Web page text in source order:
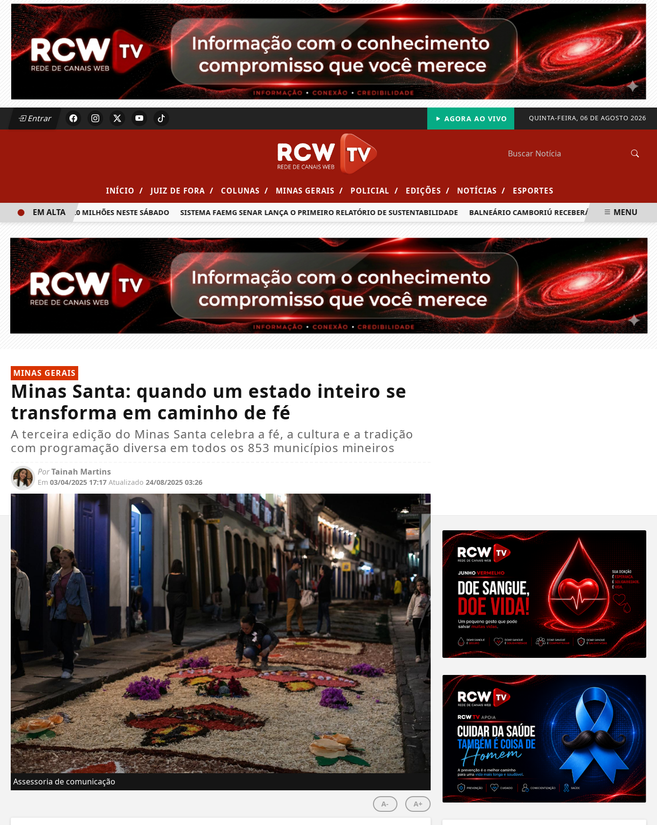
Entrar QUINTA-FEIRA, 06 DE AGOSTO 2026
AGORA AO VIVO
INÍCIO / JUIZ DE FORA / COLUNAS / MINAS GERAIS / POLICIAL / EDIÇÕES / NOTÍCIAS / ESPORTES
DE R$ 20 MILHÕES NESTE SÁBADO SISTEMA FAEMG SENAR LANÇA O PRIMEIRO RELATÓRIO DE SUSTENTABILIDADE BALNEÁRIO CAMBORIÚ RECEBERÁ MAIS DE 120
EM ALTA MENU
MINAS GERAIS
Minas Santa: quando um estado inteiro se
transforma em caminho de fé
A terceira edição do Minas Santa celebra a fé, a cultura e a tradição
com programação diversa em todos os 853 municípios mineiros
PorTainah Martins
Em 03/04/2025 17:17 Atualizado 24/08/2025 03:26
Assessoria de comunicação
A- A+